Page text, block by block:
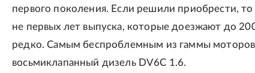
первого поколения. Если решили приобрести,
не первых лет выпуска, которые доезжают до
редко. Самым беспроблемным из гаммы
восьмиклапанный дизель DV6C 1.6.